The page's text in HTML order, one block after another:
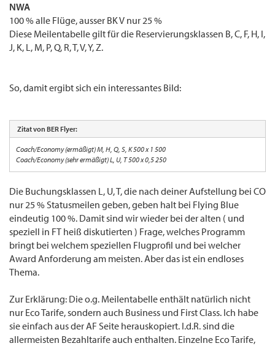
NWA
100 % alle Flüge, ausser BK V nur 25 %
Diese Meilentabelle gilt für die Reservierungsklassen B, C, F, H, I,
J, K, L, M, P, Q, R, T, V, Y, Z.
So, damit ergibt sich ein interessantes Bild:
Zitat von BER Flyer:
Coach/Economy (ermäßigt) M, H, Q, S, K 500 x 1 500
Coach/Economy (sehr ermäßigt) L, U, T 500 x 0,5 250
Die Buchungsklassen L, U, T, die nach deiner Aufstellung bei CO
nur 25 % Statusmeilen geben, geben halt bei Flying Blue
eindeutig 100 %. Damit sind wir wieder bei der alten ( und
speziell in FT heiß diskutierten ) Frage, welches Programm
bringt bei welchem speziellen Flugprofil und bei welcher
Award Anforderung am meisten. Aber das ist ein endloses
Thema.
Zur Erklärung: Die o.g. Meilentabelle enthält natürlich nicht
nur Eco Tarife, sondern auch Business und First Class. Ich habe
sie einfach aus der AF Seite herauskopiert. I.d.R. sind die
allermeisten Bezahltarife auch enthalten. Einzelne Eco Tarife,